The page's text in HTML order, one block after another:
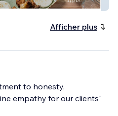
Afficher plus
to honesty,
empathy for our clients"